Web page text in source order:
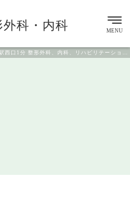
足立区 交通事故治療 常磐線・千代田線の綾瀬駅西口1分 整形外科、内科、リハビリテーション科
外科・内科 MENU